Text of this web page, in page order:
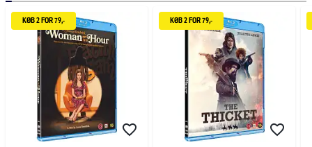
KØB 2 FOR 79,- KØB 2 FOR 79,-